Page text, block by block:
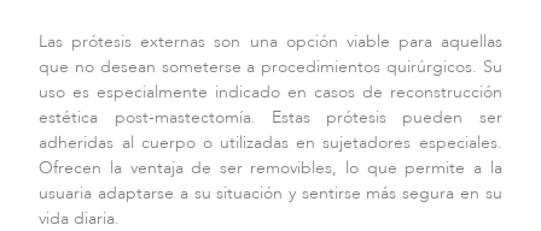
Las prótesis externas son una opción viable para aquellas
que no desean someterse a procedimientos quirúrgicos. Su
uso es especialmente indicado en casos de reconstrucción
estética post-mastectomía. Estas prótesis pueden ser
adheridas al cuerpo o utilizadas en sujetadores especiales.
Ofrecen la ventaja de ser removibles, lo que permite a la
usuaria adaptarse a su situación y sentirse más segura en su
vida diaria.